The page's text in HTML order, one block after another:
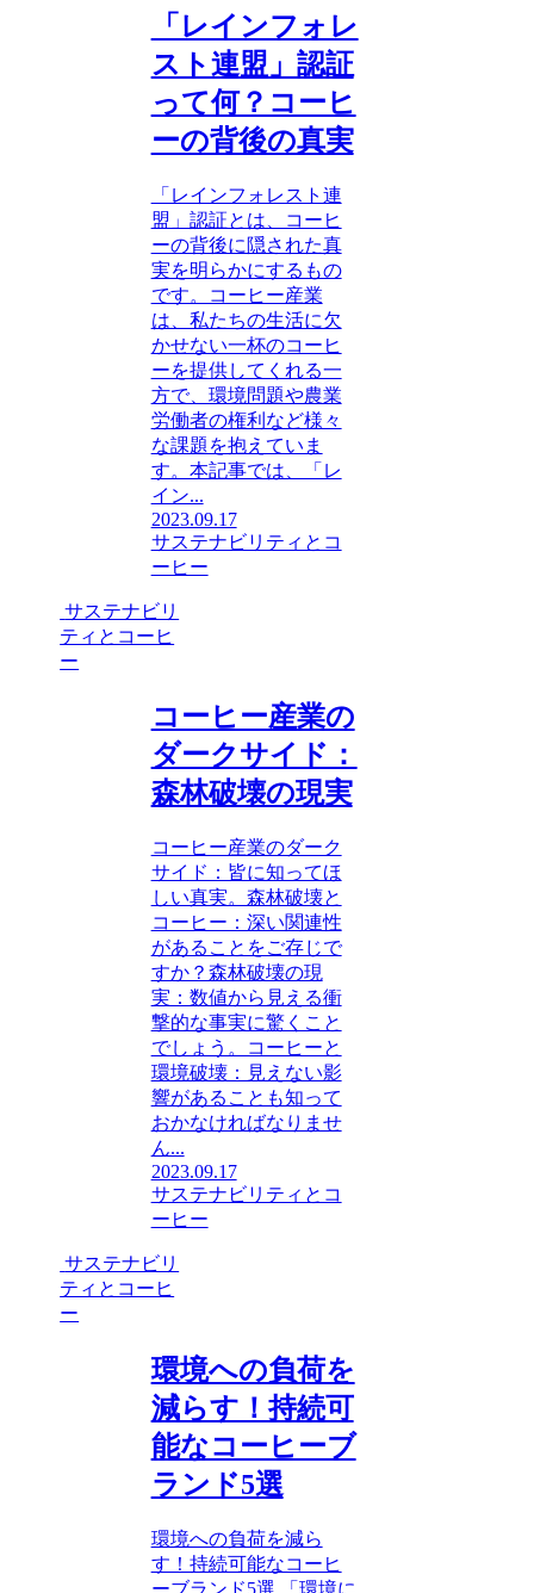
「レインフォレ
スト連盟」認証
って何？コーヒ
ーの背後の真実
「レインフォレスト連
盟」認証とは、コーヒ
ーの背後に隠された真
実を明らかにするもの
です。コーヒー産業
は、私たちの生活に欠
かせない一杯のコーヒ
ーを提供してくれる一
方で、環境問題や農業
労働者の権利など様々
な課題を抱えていま
す。本記事では、「レ
イン...
2023.09.17
サステナビリティとコ
ーヒー
サステナビリ
ティとコーヒ
ー
コーヒー産業の
ダークサイド：
森林破壊の現実
コーヒー産業のダーク
サイド：皆に知ってほ
しい真実。森林破壊と
コーヒー：深い関連性
があることをご存じで
すか？森林破壊の現
実：数値から見える衝
撃的な事実に驚くこと
でしょう。コーヒーと
環境破壊：見えない影
響があることも知って
おかなければなりませ
ん...
2023.09.17
サステナビリティとコ
ーヒー
サステナビリ
ティとコーヒ
ー
環境への負荷を
減らす！持続可
能なコーヒーブ
ランド5選
環境への負荷を減ら
す！持続可能なコーヒ